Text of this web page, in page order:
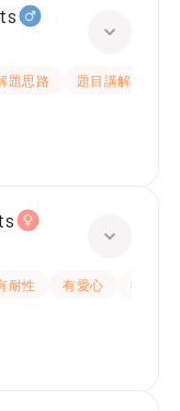
題思路 題目講解
耐性 有愛心
提供練